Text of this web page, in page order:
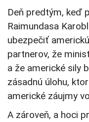
Deň predtým, keď
Raimundasa
ubezpečiť
partnerov, že
a že americké sily
zásadnú úlohu,
americké záujmy
A zároveň, a hoci